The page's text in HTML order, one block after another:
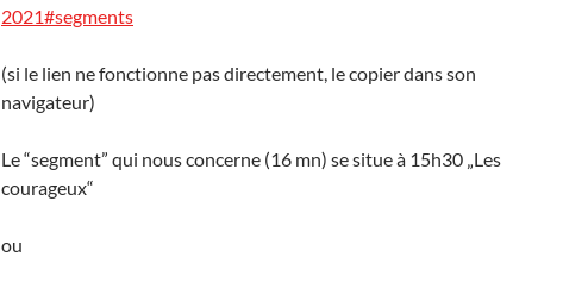
2021#segments
(si le lien ne fonctionne pas directement, le copier dans son
navigateur)
Le “segment” qui nous concerne (16 mn) se situe à 15h30 „Les
courageux“
ou